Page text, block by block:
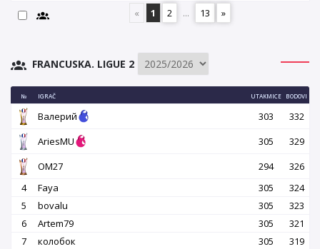
«
1 2 ... 13 »
FRANCUSKA. LIGUE 2
№ IGRAČ UTAKMICE BODOVI
Валерий 303
332
AriesMU
305
329
OM27
294
326
4
Faya 305
324
5
bovalu 305
323
6
Artem79 305
321
7
колобок 305
319